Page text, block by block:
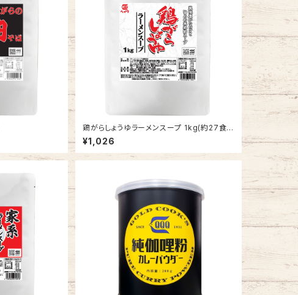
鶏がらしょうゆラーメンスープ 1kg(約27食
分)
¥1,026